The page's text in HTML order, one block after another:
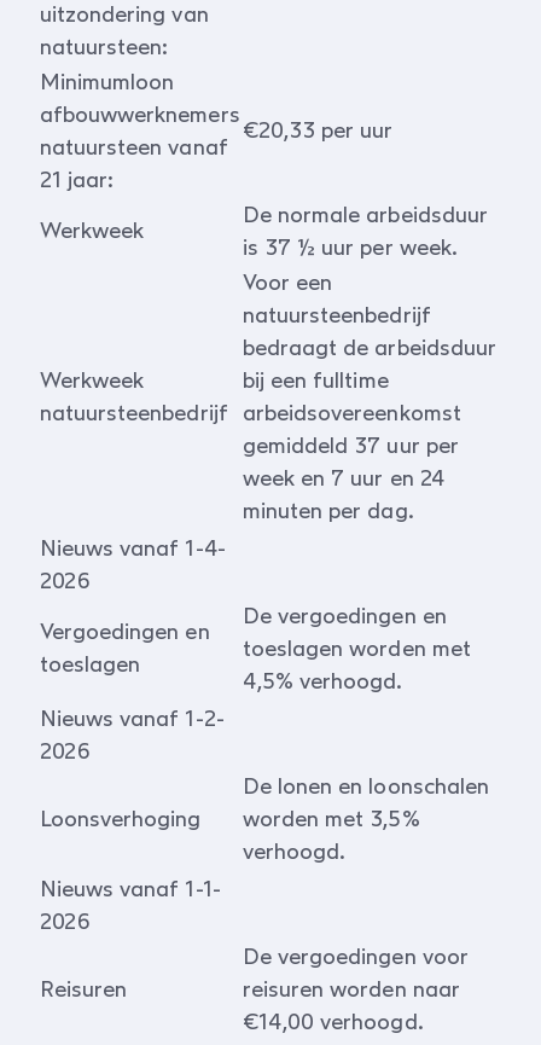
uitzondering van
natuursteen:
Minimumloon
afbouwwerknemers
natuursteen vanaf
21 jaar:
€20,33 per uur
Werkweek
De normale arbeidsduur
is 37 ½ uur per week.
Werkweek
natuursteenbedrijf
Voor een
natuursteenbedrijf
bedraagt de arbeidsduur
bij een fulltime
arbeidsovereenkomst
gemiddeld 37 uur per
week en 7 uur en 24
minuten per dag.
Nieuws vanaf 1-4-
2026
Vergoedingen en
toeslagen
De vergoedingen en
toeslagen worden met
4,5% verhoogd.
Nieuws vanaf 1-2-
2026
Loonsverhoging
De lonen en loonschalen
worden met 3,5%
verhoogd.
Nieuws vanaf 1-1-
2026
Reisuren
De vergoedingen voor
reisuren worden naar
€14,00 verhoogd.